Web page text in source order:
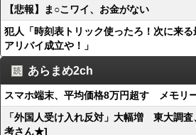
【悲報】ま○こワイ、お金がない
犯人「時刻表トリック使ったろ！次に来
アリバイ成立や！」
あらまめ2ch
スマホ端末、平均価格8万円超す メモリ
「外国人受け入れ反対」大幅増 東大調
考さん★]